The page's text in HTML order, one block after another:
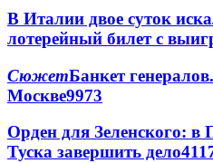
В Италии двое суток
лотерейный билет с
СюжетБанкет
Москве9973
Орден для Зеленского: в
Туска завершить дело